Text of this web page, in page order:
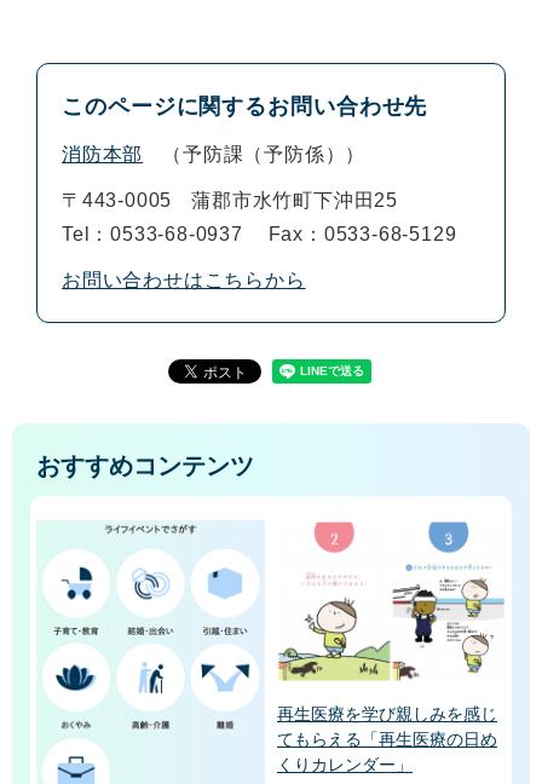
このページに関するお問い合わせ先
消防本部 予防課（予防係）
〒443-0005
蒲郡市水竹町下沖田25
Tel：0533-68-0937
Fax：0533-68-5129
お問い合わせはこちらから
おすすめコンテンツ
再生医療を学び親しみを感じ
てもらえる「再生医療の日め
くりカレンダー」